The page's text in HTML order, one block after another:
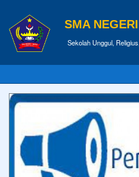
SMA
Sekolah Unggul,